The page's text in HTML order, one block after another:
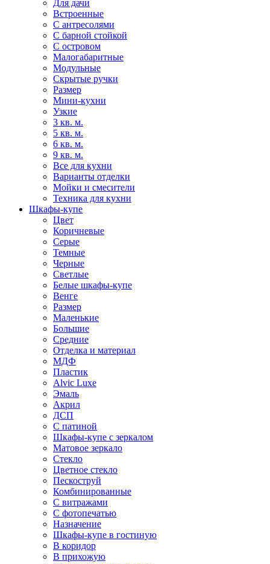
Для дачи
Встроенные
С антресолями
С барной стойкой
С островом
Малогабаритные
Модульные
Скрытые ручки
Размер
Мини-кухни
Узкие
3 кв. м.
5 кв. м.
6 кв. м.
9 кв. м.
Все для кухни
Варианты отделки
Мойки и смесители
Техника для кухни
Шкафы-купе
Цвет
Коричневые
Серые
Темные
Черные
Светлые
Белые шкафы-купе
Венге
Размер
Маленькие
Большие
Средние
Отделка и материал
МДФ
Пластик
Alvic Luxe
Эмаль
Акрил
ДСП
С патиной
Шкафы-купе с зеркалом
Матовое зеркало
Стекло
Цветное стекло
Пескоструй
Комбинированные
С витражами
С фотопечатью
Назначение
Шкафы-купе в гостиную
В коридор
В прихожую